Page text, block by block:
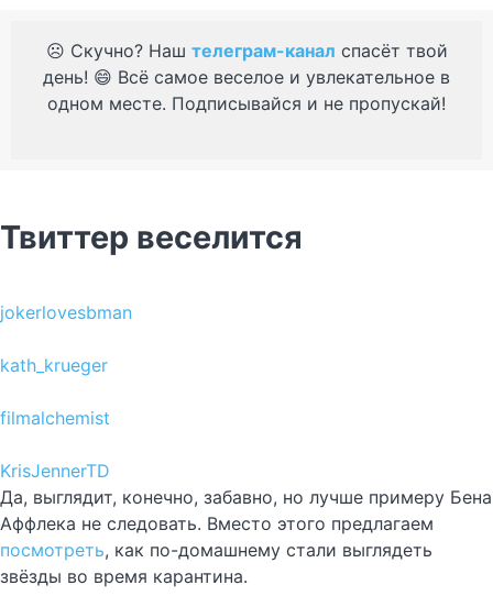
☹️ Скучно? Наш телеграм-канал спасёт твой
день! 😄 Всё самое веселое и увлекательное в
одном месте. Подписывайся и не пропускай!
Твиттер веселится
jokerlovesbman
kath_krueger
filmalchemist
KrisJennerTD
Да, выглядит, конечно, забавно, но лучше примеру Бена
Аффлека не следовать. Вместо этого предлагаем
посмотреть, как по-домашнему стали выглядеть
звёзды во время карантина.